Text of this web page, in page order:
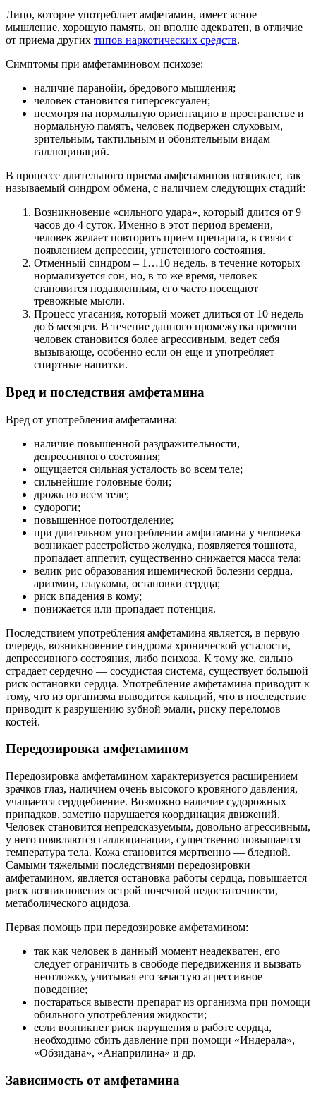
Лицо, которое употребляет амфетамин, имеет ясное
мышление, хорошую память, он вполне адекватен, в отличие
от приема других типов наркотических средств.
Симптомы при амфетаминовом психозе:
наличие паранойи, бредового мышления;
человек становится гиперсексуален;
несмотря на нормальную ориентацию в пространстве и
нормальную память, человек подвержен слуховым,
зрительным, тактильным и обонятельным видам
галлюцинаций.
В процессе длительного приема амфетаминов возникает, так
называемый синдром обмена, с наличием следующих стадий:
Возникновение «сильного удара», который длится от 9
часов до 4 суток. Именно в этот период времени,
человек желает повторить прием препарата, в связи с
появлением депрессии, угнетенного состояния.
Отменный синдром – 1…10 недель, в течение которых
нормализуется сон, но, в то же время, человек
становится подавленным, его часто посещают
тревожные мысли.
Процесс угасания, который может длиться от 10 недель
до 6 месяцев. В течение данного промежутка времени
человек становится более агрессивным, ведет себя
вызывающе, особенно если он еще и употребляет
спиртные напитки.
Вред и последствия амфетамина
Вред от употребления амфетамина:
наличие повышенной раздражительности,
депрессивного состояния;
ощущается сильная усталость во всем теле;
сильнейшие головные боли;
дрожь во всем теле;
судороги;
повышенное потоотделение;
при длительном употреблении амфитамина у человека
возникает расстройство желудка, появляется тошнота,
пропадает аппетит, существенно снижается масса тела;
велик рис образования ишемической болезни сердца,
аритмии, глаукомы, остановки сердца;
риск впадения в кому;
понижается или пропадает потенция.
Последствием употребления амфетамина является, в первую
очередь, возникновение синдрома хронической усталости,
депрессивного состояния, либо психоза. К тому же, сильно
страдает сердечно — сосудистая система, существует большой
риск остановки сердца. Употребление амфетамина приводит к
тому, что из организма выводится кальций, что в последствие
приводит к разрушению зубной эмали, риску переломов
костей.
Передозировка амфетамином
Передозировка амфетамином характеризуется расширением
зрачков глаз, наличием очень высокого кровяного давления,
учащается сердцебиение. Возможно наличие судорожных
припадков, заметно нарушается координация движений.
Человек становится непредсказуемым, довольно агрессивным,
у него появляются галлюцинации, существенно повышается
температура тела. Кожа становится мертвенно — бледной.
Самыми тяжелыми последствиями передозировки
амфетамином, является остановка работы сердца, повышается
риск возникновения острой почечной недостаточности,
метаболического ацидоза.
Первая помощь при передозировке амфетамином:
так как человек в данный момент неадекватен, его
следует ограничить в свободе передвижения и вызвать
неотложку, учитывая его зачастую агрессивное
поведение;
постараться вывести препарат из организма при помощи
обильного употребления жидкости;
если возникнет риск нарушения в работе сердца,
необходимо сбить давление при помощи «Индерала»,
«Обзидана», «Анаприлина» и др.
Зависимость от амфетамина